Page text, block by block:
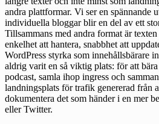
andra plattformar. Vi ser en spännande
individuella bloggar blir en del av ett
Tillsammans med andra format är
enkelhet att hantera, snabbhet att
WordPress styrka som innehållsbärare
aldrig varit en så viktig plats: för att
podcast, samla ihop ingress och
landningsplats för trafik genererad från
dokumentera det som händer i en mer
eller Twitter.